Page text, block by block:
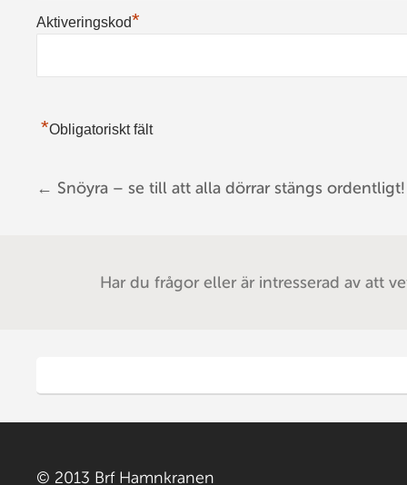
Aktiveringskod*
*Obligatoriskt fält
← Snöyra – se till att alla dörrar stängs ordentligt!
Har du frågor eller är intresserad av att
© 2013 Brf Hamnkranen